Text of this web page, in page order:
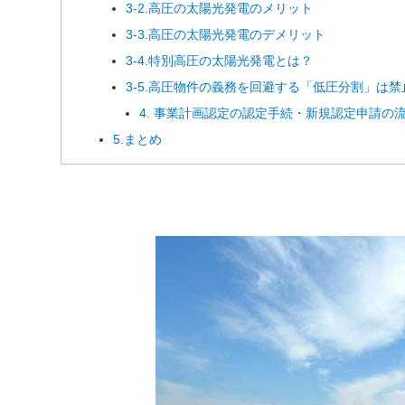
3-2.高圧の太陽光発電のメリット
3-3.高圧の太陽光発電のデメリット
3-4.特別高圧の太陽光発電とは？
3-5.高圧物件の義務を回避する「低圧分割」は禁
4. 事業計画認定の認定手続・新規認定申請の
5.まとめ